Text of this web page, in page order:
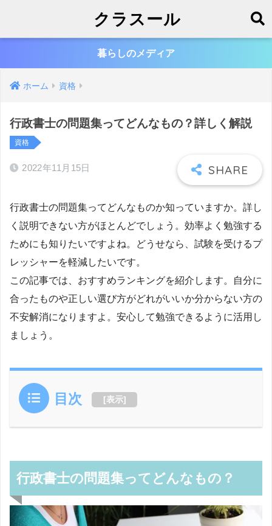
クラスール
暮らしのメディア
ホーム 資格
行政書士の問題集ってどんなもの？詳しく解説
資格
2022年11月15日
行政書士の問題集ってどんなものか知っていますか。詳し
く説明できない方がほとんどでしょう。効率よく勉強する
ためにも知りたいですよね。どうせなら、試験を受けるプ
レッシャーを軽減したいです。
この記事では、おすすめランキングを紹介します。自分に
合ったものや正しい選び方がどれがいいか分からない方の
不安解消になりますよ。安心して勉強できるように活用し
ましょう。
目次 [表示]
行政書士の問題集ってどんなもの？